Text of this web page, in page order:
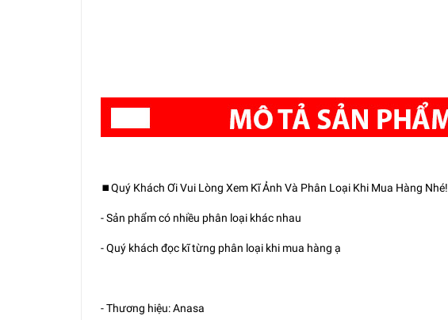
⏹️Quý Khách Ơi Vui Lòng Xem Kĩ Ảnh Và Phân Loại Khi Mua Hàng Nhé!
- Sản phẩm có nhiều phân loại khác nhau
- Quý khách đọc kĩ từng phân loại khi mua hàng ạ
- Thương hiệu: Anasa